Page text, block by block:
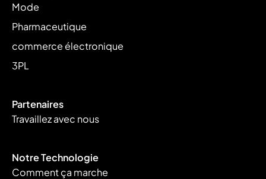
Mode
Pharmaceutique
commerce électronique
3PL
Partenaires
Travaillez avec nous
Notre Technologie
Comment ça marche